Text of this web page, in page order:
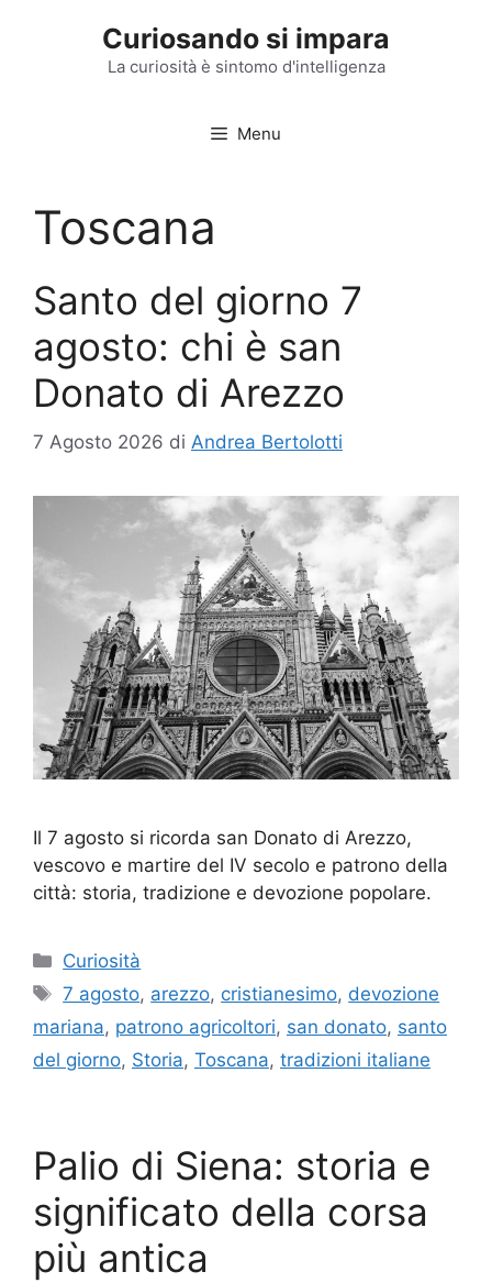
Curiosando si impara
La curiosità è sintomo d'intelligenza
Menu
Toscana
Santo del giorno 7
agosto: chi è san
Donato di Arezzo
7 Agosto 2026 di Andrea Bertolotti
Il 7 agosto si ricorda san Donato di Arezzo,
vescovo e martire del IV secolo e patrono della
città: storia, tradizione e devozione popolare.
Categorie
Curiosità
Tag
7 agosto, arezzo, cristianesimo, devozione
mariana, patrono agricoltori, san donato, santo
del giorno, Storia, Toscana, tradizioni italiane
Palio di Siena: storia e
significato della corsa
più antica